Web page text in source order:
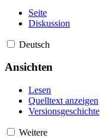
Seite
Diskussion
Deutsch
Ansichten
Lesen
Quelltext anzeigen
Versionsgeschichte
Weitere